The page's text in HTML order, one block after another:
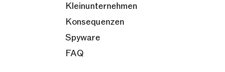
Kleinunternehmen
Konsequenzen
Spyware
FAQ